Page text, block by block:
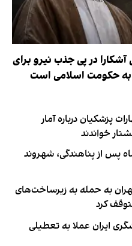
در پی جذب نیرو برای
به حکومت اسلامی است
پزشکیان درباره آمار
خواندند
زن ایرانی ۵ ماه پس از پناهندگی، شهروند
به حمله به زیرساخت‌های
کرد
ایران عملا به تعطیلی